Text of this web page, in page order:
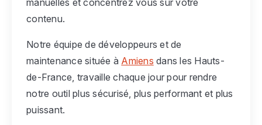
manuelles et concentrez vous sur votre
contenu.
Notre équipe de développeurs et de
maintenance située à Amiens dans les Hauts-
de-France, travaille chaque jour pour rendre
notre outil plus sécurisé, plus performant et plus
puissant.